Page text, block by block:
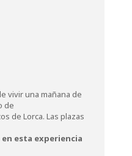
vivir una mañana de
de
de Lorca. Las plazas
esta experiencia